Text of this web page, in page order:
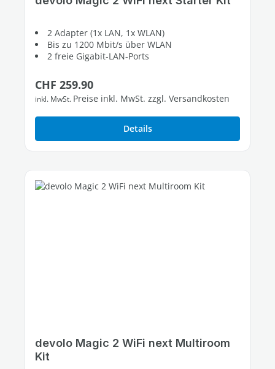
2 Adapter (1x LAN, 1x WLAN)
Bis zu 1200 Mbit/s über WLAN
2 freie Gigabit-LAN-Ports
Regulärer Preis:
CHF 259.90
inkl. MwSt. Preise inkl. MwSt. zzgl. Versandkosten
Details
devolo Magic 2 WiFi next Multiroom
Kit